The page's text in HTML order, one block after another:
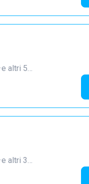
·e altri 5…
·e altri 3…